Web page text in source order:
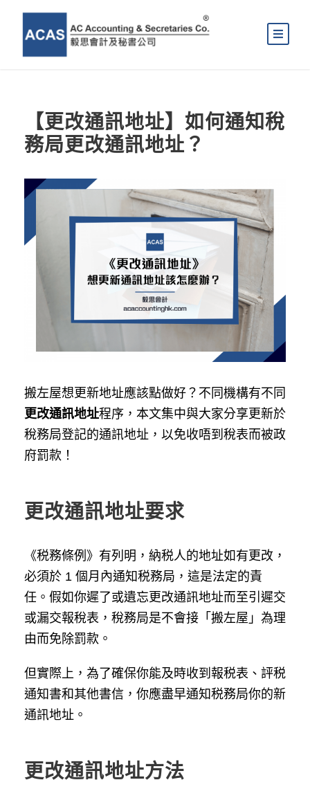
【更改通訊地址】如何通知稅
務局更改通訊地址？
搬左屋想更新地址應該點做好？不同機構有不同
更改通訊地址程序，本文集中與大家分享更新於
稅務局登記的通訊地址，以免收唔到稅表而被政
府罰款！
更改通訊地址要求
《税務條例》有列明，納税人的地址如有更改，
必須於 1 個月內通知税務局，這是法定的責
任。假如你遲了或遺忘更改通訊地址而至引遲交
或漏交報稅表，稅務局是不會接「搬左屋」為理
由而免除罰款。
但實際上，為了確保你能及時收到報税表、評税
通知書和其他書信，你應盡早通知税務局你的新
通訊地址。
更改通訊地址方法